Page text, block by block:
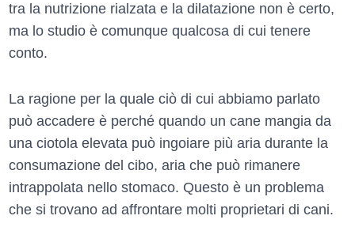
tra la nutrizione rialzata e la dilatazione non è certo,
ma lo studio è comunque qualcosa di cui tenere
conto.
La ragione per la quale ciò di cui abbiamo parlato
può accadere è perché quando un cane mangia da
una ciotola elevata può ingoiare più aria durante la
consumazione del cibo, aria che può rimanere
intrappolata nello stomaco. Questo è un problema
che si trovano ad affrontare molti proprietari di cani.